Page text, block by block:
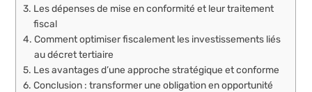
Les dépenses de mise en conformité et leur traitement
fiscal
Comment optimiser fiscalement les investissements liés
au décret tertiaire
Les avantages d’une approche stratégique et conforme
Conclusion : transformer une obligation en opportunité